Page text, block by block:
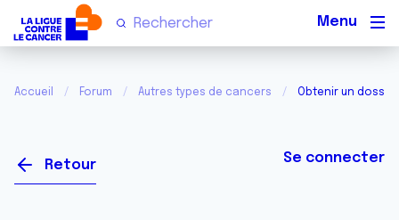
Accueil Forum Autres types de cancers Obtenir un dossier
Retour Se connecter